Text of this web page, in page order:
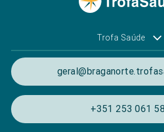
Trofa Saúde
+351 253 061